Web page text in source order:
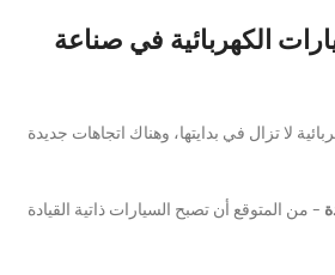
الكهربائية في صناعة
لا تزال في بدايتها، وهناك اتجاهات جديدة
– من المتوقع أن تصبح السيارات ذاتية القيادة